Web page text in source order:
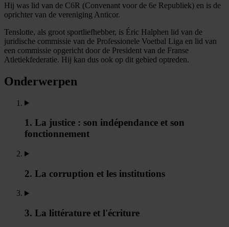
Hij was lid van de C6R (Convenant voor de 6e Republiek) en is de
oprichter van de vereniging Anticor.
Tenslotte, als groot sportliefhebber, is Éric Halphen lid van de
juridische commissie van de Professionele Voetbal Liga en lid van
een commissie opgericht door de President van de Franse
Atletiekfederatie. Hij kan dus ook op dit gebied optreden.
Onderwerpen
1. La justice : son indépendance et son
fonctionnement
2. La corruption et les institutions
3. La littérature et l'écriture